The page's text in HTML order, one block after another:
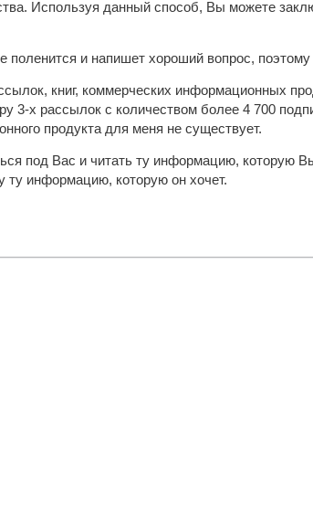
Используя данный способ, Вы можете
и напишет хороший вопрос,
книг, коммерческих информационных
х рассылок с количеством более 4 700
продукта для меня не существует.
под Вас и читать ту информацию, которую
ту информацию, которую он хочет.